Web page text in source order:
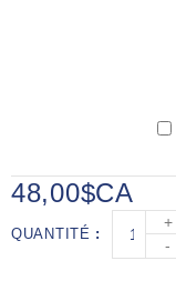
48,00$CA
QUANTITÉ
+
-